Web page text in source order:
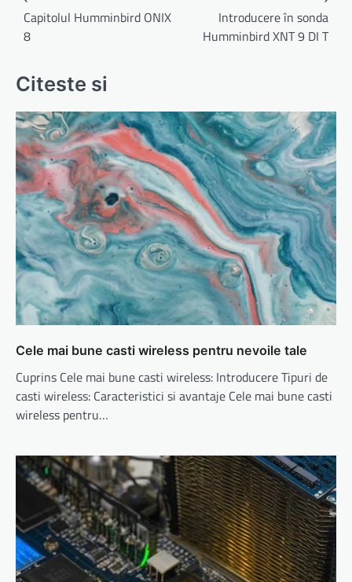
în
articole
Capitolul Humminbird ONIX
8
Introducere în sonda
Humminbird XNT 9 DI T
Citeste si
Cele mai bune casti wireless pentru nevoile tale
Cuprins Cele mai bune casti wireless: Introducere Tipuri de
casti wireless: Caracteristici si avantaje Cele mai bune casti
wireless pentru…